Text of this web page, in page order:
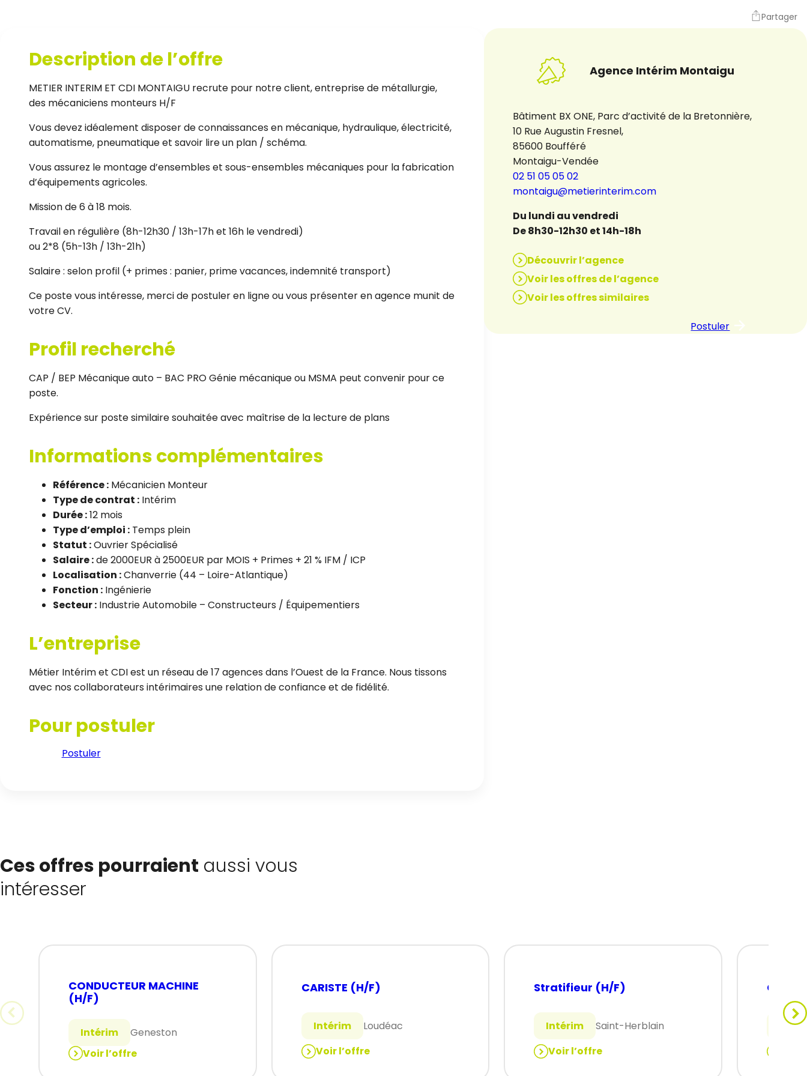
Partager
Description de l’offre
METIER INTERIM ET CDI MONTAIGU recrute pour notre client, entreprise de métallurgie,
des mécaniciens monteurs H/F
Vous devez idéalement disposer de connaissances en mécanique, hydraulique, électricité,
automatisme, pneumatique et savoir lire un plan / schéma.
Vous assurez le montage d’ensembles et sous-ensembles mécaniques pour la fabrication
d’équipements agricoles.
Mission de 6 à 18 mois.
Travail en régulière (8h-12h30 / 13h-17h et 16h le vendredi)
ou 2*8 (5h-13h / 13h-21h)
Salaire : selon profil (+ primes : panier, prime vacances, indemnité transport)
Ce poste vous intéresse, merci de postuler en ligne ou vous présenter en agence munit de
votre CV.
Profil recherché
CAP / BEP Mécanique auto – BAC PRO Génie mécanique ou MSMA peut convenir pour ce
poste.
Expérience sur poste similaire souhaitée avec maîtrise de la lecture de plans
Informations complémentaires
Référence : Mécanicien Monteur
Type de contrat : Intérim
Durée :12 mois
Type d’emploi : Temps plein
Statut :Ouvrier Spécialisé
Salaire :de 2000EUR à 2500EUR par MOIS + Primes + 21 % IFM / ICP
Localisation :Chanverrie (44 – Loire-Atlantique)
Fonction : Ingénierie
Secteur : Industrie Automobile – Constructeurs / Équipementiers
L’entreprise
Métier Intérim et CDI est un réseau de 17 agences dans l’Ouest de la France. Nous tissons
avec nos collaborateurs intérimaires une relation de confiance et de fidélité.
Pour postuler
Postuler
Agence Intérim Montaigu
Bâtiment BX ONE, Parc d’activité de la Bretonnière,
10 Rue Augustin Fresnel,
85600 Boufféré
Montaigu-Vendée
02 51 05 05 02
montaigu@metierinterim.com
Du lundi au vendredi
De 8h30-12h30 et 14h-18h
Découvrir l’agence
Voir les offres de l’agence
Voir les offres similaires
Postuler
Ces offres pourraient aussi vous
intéresser
CONDUCTEUR MACHINE
(H/F)
Intérim
Geneston
Voir l’offre
:
CARISTE (H/F)
Intérim
Loudéac
Voir l’offre
:
Stratifieur (H/F)
Intérim
Saint-Herblain
Voir l’offre
:
: